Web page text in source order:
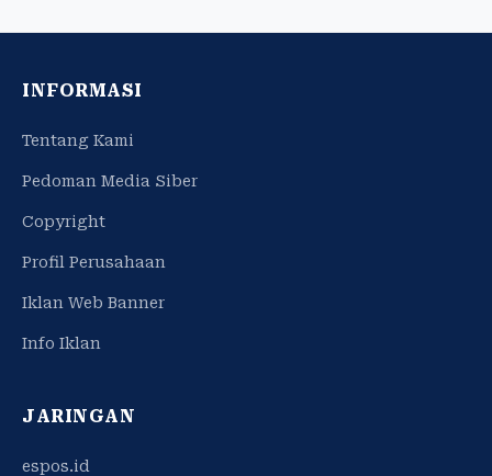
INFORMASI
Tentang Kami
Pedoman Media Siber
Copyright
Profil Perusahaan
Iklan Web Banner
Info Iklan
JARINGAN
espos.id